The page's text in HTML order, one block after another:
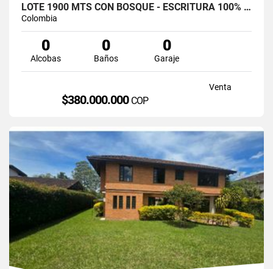
LOTE 1900 MTS CON BOSQUE - ESCRITURA 100% SANTA ELENA (LA CATALANA)
Colombia
0
Alcobas
0
Baños
0
Garaje
Venta
$380.000.000 COP